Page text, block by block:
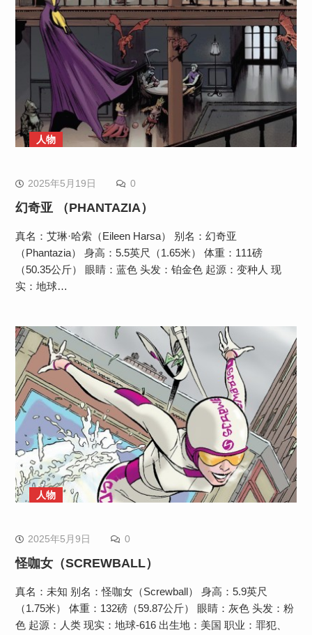
人物
2025年5月19日 0
幻奇亚 （PHANTAZIA）
真名：艾琳·哈索（Eileen Harsa） 别名：幻奇亚
（Phantazia） 身高：5.5英尺（1.65米） 体重：111磅
（50.35公斤） 眼睛：蓝色 头发：铂金色 起源：变种人 现
实：地球…
人物
2025年5月9日 0
怪咖女（SCREWBALL）
真名：未知 别名：怪咖女（Screwball） 身高：5.9英尺
（1.75米） 体重：132磅（59.87公斤） 眼睛：灰色 头发：粉
色 起源：人类 现实：地球-616 出生地：美国 职业：罪犯、